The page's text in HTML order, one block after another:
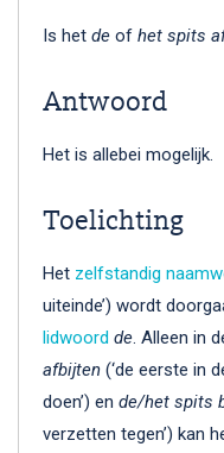
Is het de of het spits
Antwoord
Het is allebei mogelijk.
Toelichting
Het zelfstandig
uiteinde’) wordt
lidwoord de. Alleen in
afbijten (‘de eerste in
doen’) en de/het spits
verzetten tegen’) kan